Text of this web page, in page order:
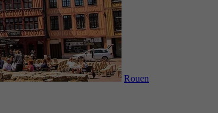
Rouen